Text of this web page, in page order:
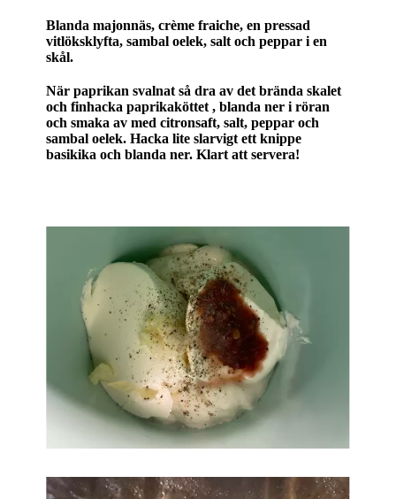
Blanda majonnäs, crème fraiche, en pressad
vitlöksklyfta, sambal oelek, salt och peppar i en
skål.
När paprikan svalnat så dra av det brända skalet
och finhacka paprikaköttet , blanda ner i röran
och smaka av med citronsaft, salt, peppar och
sambal oelek. Hacka lite slarvigt ett knippe
basikika och blanda ner. Klart att servera!